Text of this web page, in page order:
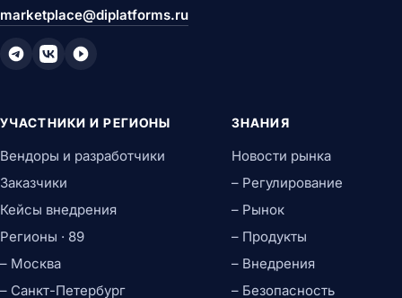
marketplace@diplatforms.ru
УЧАСТНИКИ И РЕГИОНЫ
Вендоры и разработчики
Заказчики
Кейсы внедрения
Регионы · 89
– Москва
– Санкт-Петербург
ЗНАНИЯ
Новости рынка
– Регулирование
– Рынок
– Продукты
– Внедрения
– Безопасность